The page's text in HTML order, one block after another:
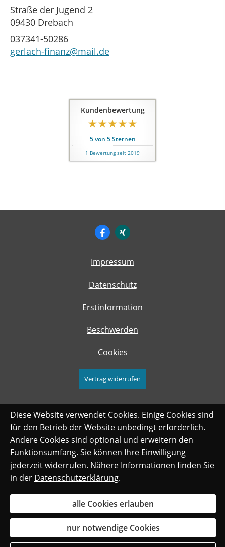
Straße der Jugend 2
09430 Drebach
037341-50286
gerlach-finanz@mail.de
Kundenbewertung
5von 5Sternen
1 Bewertung seit 2019
Impressum
Datenschutz
Erstinformation
Beschwerden
Cookies
Vertrag widerrufen
Diese Website verwendet Cookies. Einige Cookies sind
für den Betrieb der Website unbedingt erforderlich.
Andere Cookies sind optional und erweitern den
Funktionsumfang. Sie können Ihre Einwilligung
jederzeit widerrufen. Nähere Informationen finden Sie
in der Datenschutzerklärung.
alle Cookies erlauben
nur notwendige Cookies